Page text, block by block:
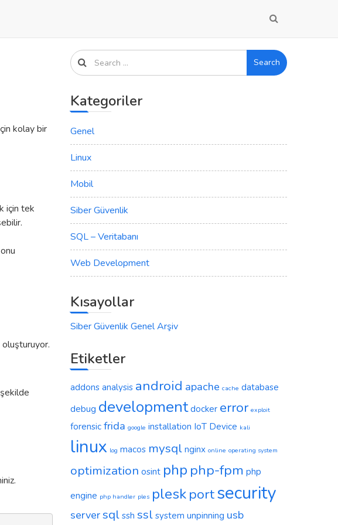
kolay bir
için tek
oluşturuyor.
Search
Kategoriler
Genel
Linux
Mobil
Siber Güvenlik
SQL – Veritabanı
Web Development
Kısayollar
Siber Güvenlik Genel Arşiv
Etiketler
addons analysis android apache cache database
debug development docker error exploit
forensic frida google installation IoT Device kali
linux log macos mysql nginx online operating system
optimization osint php php-fpm php
engine php handler ples pleskportsecurity
serversql ssh ssl system unpinning usb